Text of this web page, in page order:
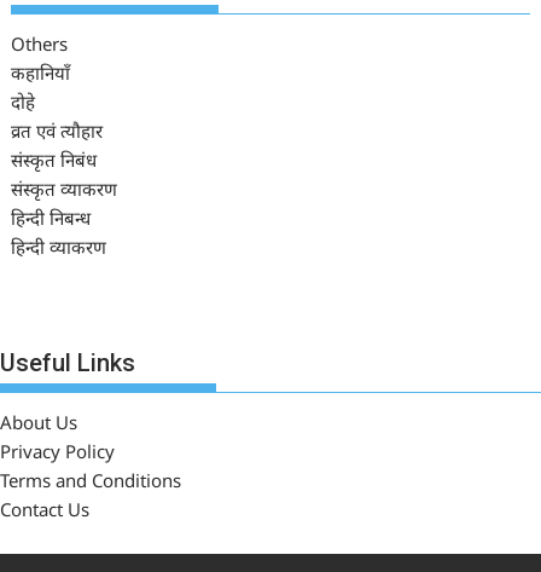
Others
कहानियाँ
दोहे
व्रत एवं त्यौहार
संस्कृत निबंध
संस्कृत व्याकरण
हिन्दी निबन्ध
हिन्दी व्याकरण
Useful Links
About Us
Privacy Policy
Terms and Conditions
Contact Us